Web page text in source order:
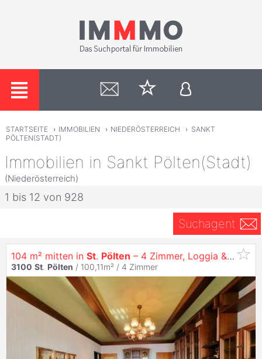
STARTSEITE › IMMOBILIEN › NIEDERÖSTERREICH › SANKT
PÖLTEN(STADT)
Immobilien in Sankt Pölten(Stadt)
(Niederösterreich)
1 bis 12 von 928
Suchagent
104 m² mitten in St. Pölten – 4 Zimmer, Loggia & attraktiver Barkaufpreis
3100 St. Pölten / 100,11m² / 4 Zimmer